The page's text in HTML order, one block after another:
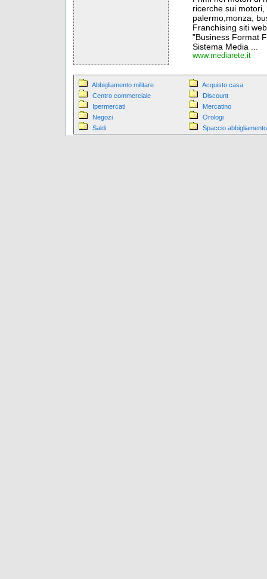
ricerche sui
palermo,monza,
Franchising siti
"Business Format
Sistema Media ...
www.mediarete.it
Abbigliamento militare
Acquisto casa
Centro commerciale
Discount
Ipermercati
Mercatino
Negozi
Orologi
Saldi
Spaccio abbigliamento